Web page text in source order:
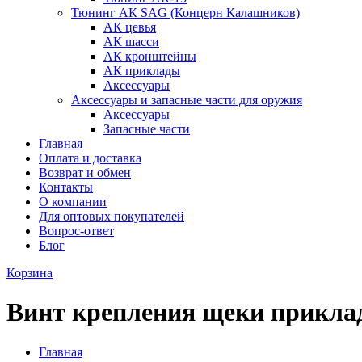
Тюнинг АК SAG (Концерн Калашников)
АК цевья
АК шасси
АК кронштейны
АК приклады
Аксессуары
Аксессуары и запасные части для оружия
Аксессуары
Запасные части
Главная
Оплата и доставка
Возврат и обмен
Контакты
О компании
Для оптовых покупателей
Вопрос-ответ
Блог
Корзина
Винт крепления щеки
Главная